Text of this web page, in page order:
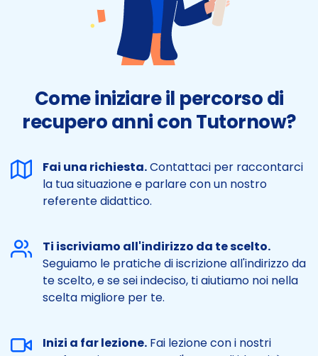
Come iniziare il percorso di
recupero anni con Tutornow?
Fai una richiesta.Contattaci per raccontarci
la tua situazione e parlare con un nostro
referente didattico.
Ti iscriviamo all'indirizzo da te scelto.
Seguiamo le pratiche di iscrizione all'indirizzo da
te scelto, e se sei indeciso, ti aiutiamo noi nella
scelta migliore per te.
Inizi a far lezione. Fai lezione con i nostri